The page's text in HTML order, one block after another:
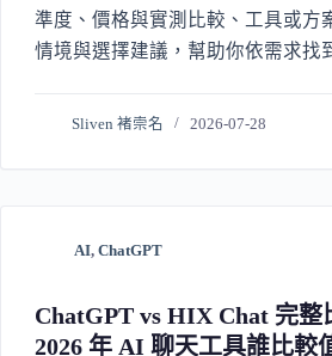
準度、價格與實測比較、工具或方
情境與選擇建議，幫助你依需求找
Sliven 褚崇名 2026-07-28
AI, ChatGPT
ChatGPT vs HIX Chat 完整
2026 年 AI 聊天工具誰比較